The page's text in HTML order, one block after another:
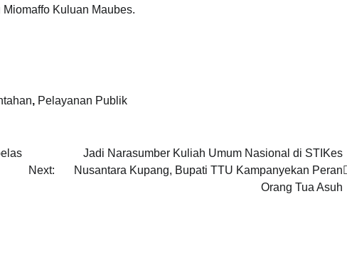
Kuluan Maubes.
, Pelayanan Publik
Next:
Jadi Narasumber Kuliah Umum Nasional di STIKes
Nusantara Kupang, Bupati TTU Kampanyekan Peran
Orang Tua Asuh